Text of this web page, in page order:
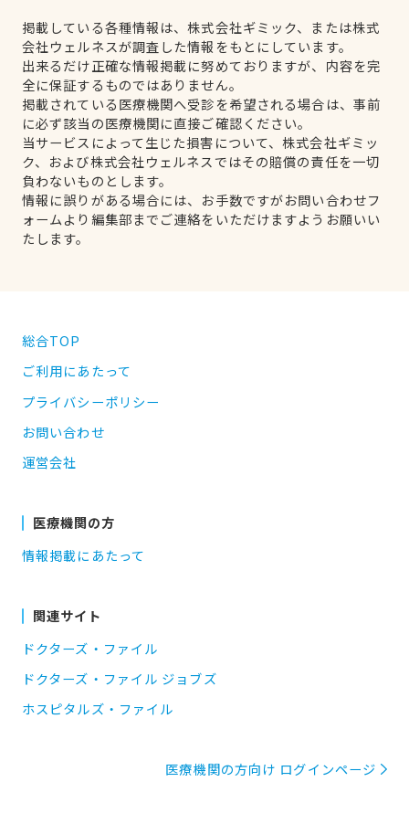
掲載している各種情報は、株式会社ギミック、または株式
会社ウェルネスが調査した情報をもとにしています。
出来るだけ正確な情報掲載に努めておりますが、内容を完
全に保証するものではありません。
掲載されている医療機関へ受診を希望される場合は、事前
に必ず該当の医療機関に直接ご確認ください。
当サービスによって生じた損害について、株式会社ギミッ
ク、および株式会社ウェルネスではその賠償の責任を一切
負わないものとします。
情報に誤りがある場合には、お手数ですがお問い合わせフ
ォームより編集部までご連絡をいただけますようお願いい
たします。
総合TOP
ご利用にあたって
プライバシーポリシー
お問い合わせ
運営会社
医療機関の方
情報掲載にあたって
関連サイト
ドクターズ・ファイル
ドクターズ・ファイル ジョブズ
ホスピタルズ・ファイル
医療機関の方向け ログインページ